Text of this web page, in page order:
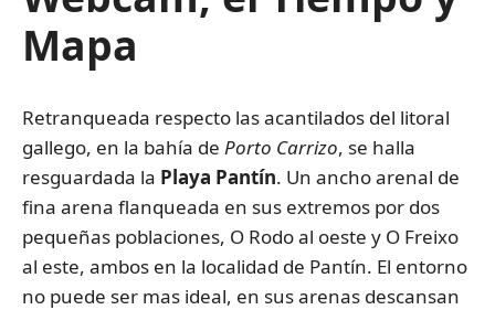
Mapa
Retranqueada respecto las acantilados del litoral
gallego, en la bahía de Porto Carrizo, se halla
resguardada la Playa Pantín. Un ancho arenal de
fina arena flanqueada en sus extremos por dos
pequeñas poblaciones, O Rodo al oeste y O Freixo
al este, ambos en la localidad de Pantín. El entorno
no puede ser mas ideal, en sus arenas descansan